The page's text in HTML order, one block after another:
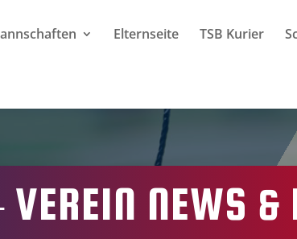
Elternseite TSB Kurier
NEWS &